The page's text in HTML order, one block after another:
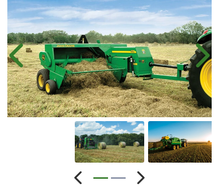
Anterior
Anterior Próximo